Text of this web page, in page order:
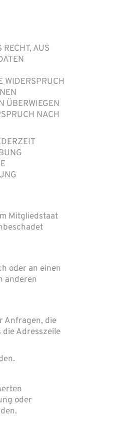
AUS
WIDERSPRUCH
ÜBERWIEGEN
NACH
Mitgliedstaat
oder an einen
anderen
Anfragen, die
die Adresszeile
oder